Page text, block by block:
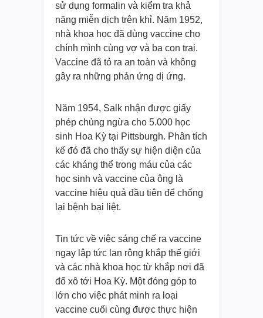
sử dụng formalin và kiểm tra khả
năng miễn dịch trên khỉ. Năm 1952,
nhà khoa học đã dùng vaccine cho
chính mình cùng vợ và ba con trai.
Vaccine đã tỏ ra an toàn và không
gây ra những phản ứng dị ứng.
Năm 1954, Salk nhận được giấy
phép chủng ngừa cho 5.000 học
sinh Hoa Kỳ tại Pittsburgh. Phân tích
kế đó đã cho thấy sự hiện diện của
các kháng thể trong máu của các
học sinh và vaccine của ông là
vaccine hiệu quả đầu tiên để chống
lại bệnh bại liệt.
Tin tức về việc sáng chế ra vaccine
ngay lập tức lan rộng khắp thế giới
và các nhà khoa học từ khắp nơi đã
đổ xô tới Hoa Kỳ. Một đóng góp to
lớn cho việc phát minh ra loại
vaccine cuối cùng được thực hiện